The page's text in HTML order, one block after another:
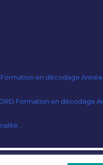
Formation en décodage Année
Formation en décodage